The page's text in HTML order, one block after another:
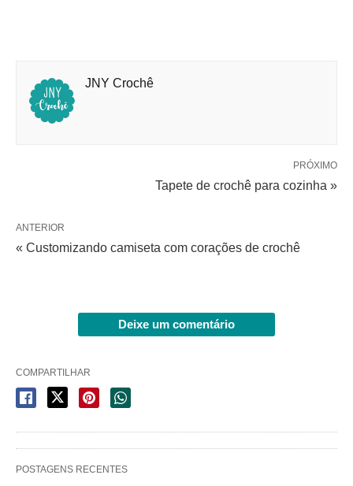
JNY Crochê
PRÓXIMO
Tapete de crochê para cozinha »
ANTERIOR
« Customizando camiseta com corações de crochê
Deixe um comentário
COMPARTILHAR
POSTAGENS RECENTES